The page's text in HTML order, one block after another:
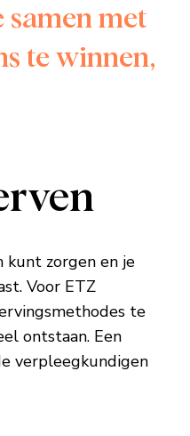
samen met
te winnen,
zorgen en je
Voor ETZ
te
ontstaan. Een
verpleegkundigen